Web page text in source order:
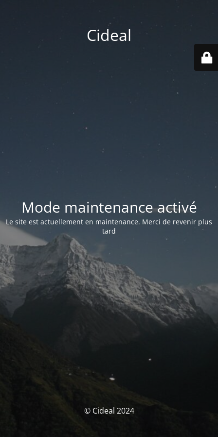
Cideal
Mode maintenance activé
Le site est actuellement en maintenance. Merci de revenir plus
tard
© Cideal 2024